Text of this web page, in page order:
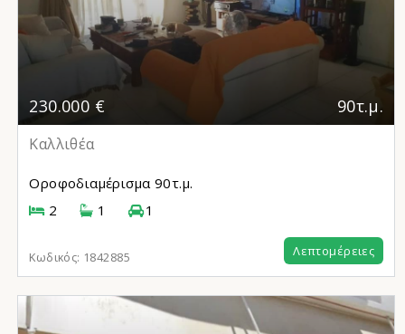
230.000 € 90τ.μ.
Καλλιθέα
Οροφοδιαμέρισμα 90τ.μ.
2
1 1
Κωδικός: 1842885 Λεπτομέρειες